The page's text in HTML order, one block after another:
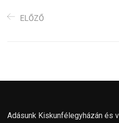
ELŐZŐ
Adásunk Kiskunfélegyházán és